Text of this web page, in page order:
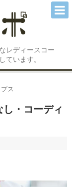
レディースコー
ています。
プス
・コーディ